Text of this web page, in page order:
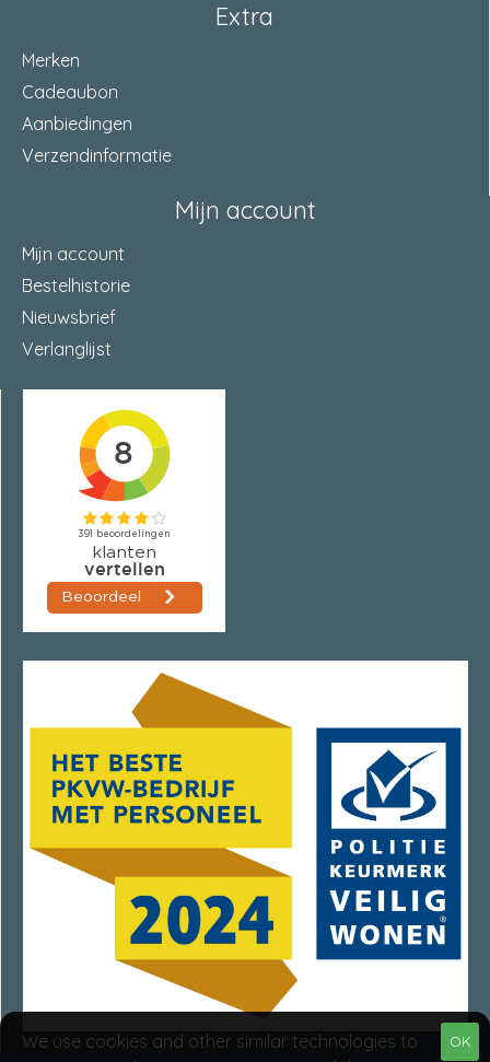
Extra
Merken
Cadeaubon
Aanbiedingen
Verzendinformatie
Mijn account
Mijn account
Bestelhistorie
Nieuwsbrief
Verlanglijst
OK
We use cookies and other similar technologies to